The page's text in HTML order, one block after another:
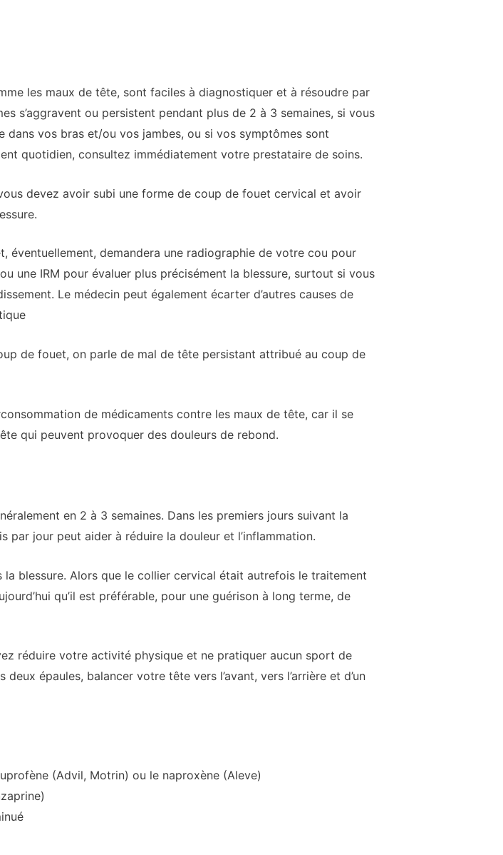
les maux de tête, sont faciles à diagnostiquer et à résoudre par
s’aggravent ou persistent pendant plus de 2 à 3 semaines, si vous
dans vos bras et/ou vos jambes, ou si vos symptômes sont
quotidien, consultez immédiatement votre prestataire de soins.
devez avoir subi une forme de coup de fouet cervical et avoir
éventuellement, demandera une radiographie de votre cou pour
une IRM pour évaluer plus précisément la blessure, surtout si vous
Le médecin peut également écarter d’autres causes de
de fouet, on parle de mal de tête persistant attribué au coup de
de médicaments contre les maux de tête, car il se
qui peuvent provoquer des douleurs de rebond.
en 2 à 3 semaines. Dans les premiers jours suivant la
par jour peut aider à réduire la douleur et l’inflammation.
blessure. Alors que le collier cervical était autrefois le traitement
qu’il est préférable, pour une guérison à long terme, de
réduire votre activité physique et ne pratiquer aucun sport de
épaules, balancer votre tête vers l’avant, vers l’arrière et d’un
(Advil, Motrin) ou le naproxène (Aleve)